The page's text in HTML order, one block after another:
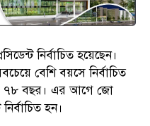
নির্বাচিত হয়েছেন।
বেশি বয়সে নির্বাচিত
৭৮ বছর। এর আগে জো
হন।